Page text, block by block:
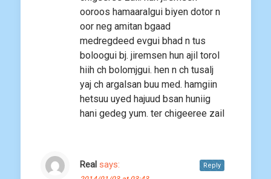
ooroos hamaaralgui biyen dotor n
oor neg amitan bgaad
medregdeed evgui bhad n tus
boloogui bj. jiremsen hun ajil torol
hiih ch bolomjgui. hen n ch tusalj
yaj ch argalsan buu med. hamgiin
hetsuu uyed hajuud bsan huniig
hani gedeg yum. ter chigeeree zail
Real says: Reply